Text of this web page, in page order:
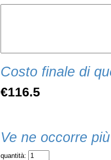
Costo finale di
€116.5
Ve ne occorre
quantità: